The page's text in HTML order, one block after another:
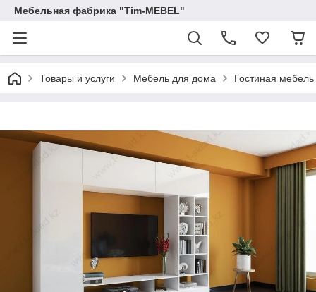
Мебельная фабрика "Tim-MEBEL"
Товары и услуги Мебель для дома Гостиная